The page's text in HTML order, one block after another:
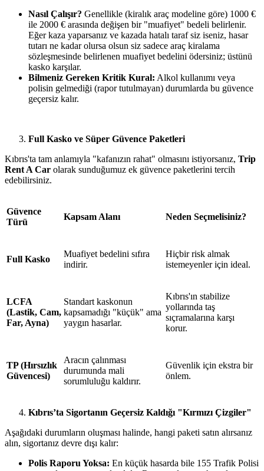
Nasıl Çalışır? Genellikle (kiralık araç modeline göre) 1000 €
ile 2000 € arasında değişen bir "muafiyet" bedeli belirlenir.
Eğer kaza yaparsanız ve kazada hatalı taraf siz iseniz, hasar
tutarı ne kadar olursa olsun siz sadece araç kiralama
sözleşmesinde belirlenen muafiyet bedelini ödersiniz; üstünü
kasko karşılar.
Bilmeniz Gereken Kritik Kural: Alkol kullanımı veya
polisin gelmediği (rapor tutulmayan) durumlarda bu güvence
geçersiz kalır.
Full Kasko ve Süper Güvence Paketleri
Kıbrıs'ta tam anlamıyla "kafanızın rahat" olmasını istiyorsanız, Trip
Rent A Car olarak sunduğumuz ek güvence paketlerini tercih
edebilirsiniz.
Güvence
Türü
Kapsam Alanı Neden Seçmelisiniz?
Full Kasko
Muafiyet bedelini sıfıra
indirir.
Hiçbir risk almak
istemeyenler için ideal.
LCFA
(Lastik, Cam,
Far, Ayna)
Standart kaskonun
kapsamadığı "küçük" ama
yaygın hasarlar.
Kıbrıs'ın stabilize
yollarında taş
sıçramalarına karşı
korur.
TP (Hırsızlık
Güvencesi)
Aracın çalınması
durumunda mali
sorumluluğu kaldırır.
Güvenlik için ekstra bir
önlem.
Kıbrıs’ta Sigortanın Geçersiz Kaldığı "Kırmızı Çizgiler"
Aşağıdaki durumların oluşması halinde, hangi paketi satın alırsanız
alın, sigortanız devre dışı kalır:
Polis Raporu Yoksa: En küçük hasarda bile 155 Trafik Polisi